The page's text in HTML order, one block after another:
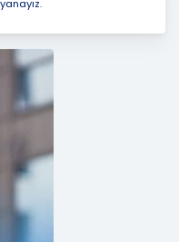
etmekle
gereklilikleri
işleme amacı
ve
veri sahiplerinin
menfaatlerini
doğru ve